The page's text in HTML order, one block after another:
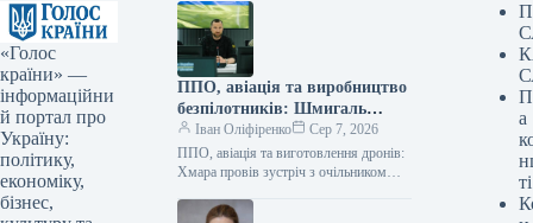
«Голос
країни» —
інформаційни
й портал про
Україну:
політику,
економіку,
бізнес,
ППО, авіація та виробництво
безпілотників: Шмигаль
провів зустріч із британським
міністром оборони
Іван Оліфіренко
Сер 7, 2026
ППО, авіація та виготовлення дронів:
Хмара провів зустріч з очільником
06.08.2026 11:19 Укрінформ
а
ті